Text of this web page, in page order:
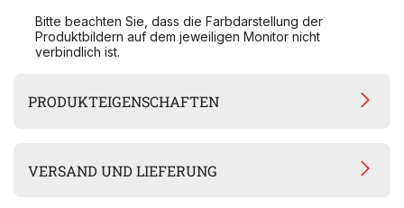
Bitte beachten Sie, dass die Farbdarstellung der
Produktbildern auf dem jeweiligen Monitor nicht
verbindlich ist.
PRODUKTEIGENSCHAFTEN
VERSAND UND LIEFERUNG